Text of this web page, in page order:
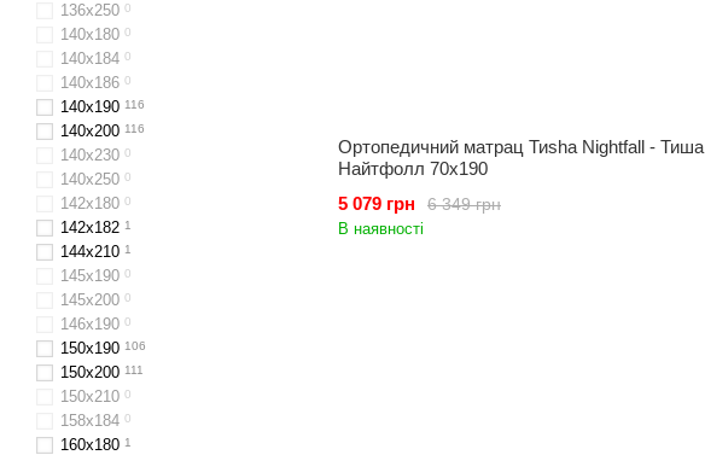
Ортопедичний матрац Тиshа Nightfall - Тиша
Найтфолл 70x190
6 349 грн
5 079 грн
В наявності
136x250 0
140х180 0
140х184 0
140х186 0
140x190 116
140x200 116
140x230 0
140x250 0
142x180 0
142х182 1
144х210 1
145х190 0
145х200 0
146х190 0
150x190 106
150x200 111
150х210 0
158x184 0
160x180 1